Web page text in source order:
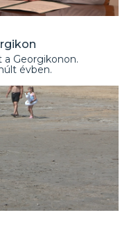
Georgikonon.
évben.